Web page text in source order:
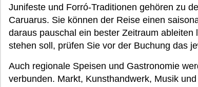
Junifeste und Forró-Traditionen gehören zu
Caruarus. Sie können der Reise einen
daraus pauschal ein bester Zeitraum
stehen soll, prüfen Sie vor der Buchung das
Auch regionale Speisen und Gastronomie
verbunden. Markt, Kunsthandwerk, Musik